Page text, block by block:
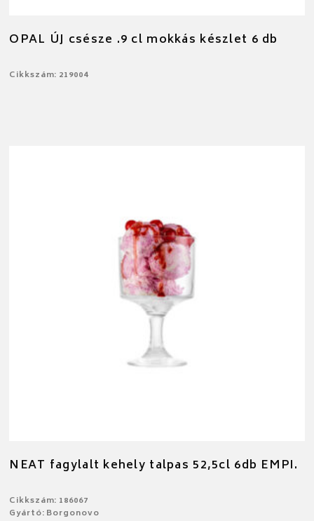
OPAL ÚJ csésze .9 cl mokkás készlet 6 db
Cikkszám: 219004
NEAT fagylalt kehely talpas 52,5cl 6db EMPI.
Cikkszám: 186067
Gyártó: Borgonovo